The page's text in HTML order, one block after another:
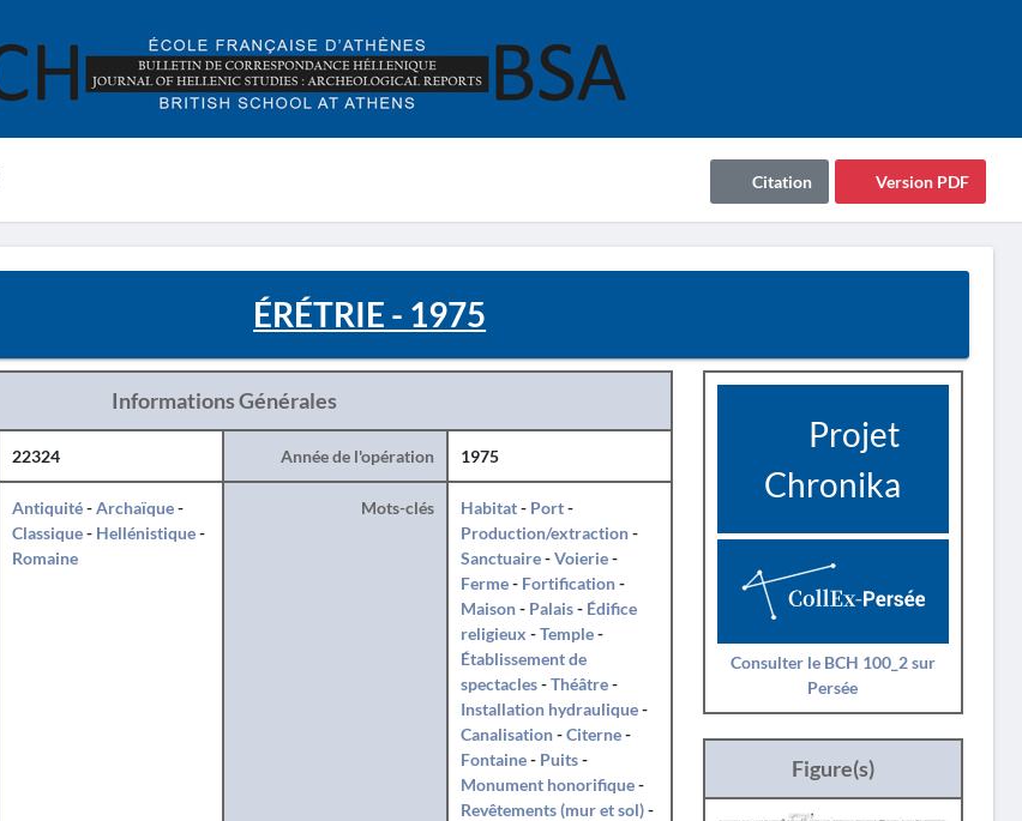
Version PDF
Citation
ÉRÉTRIE - 1975
Informations Générales
22324 Année de l'opération 1975
Antiquité-Archaïque-
Classique- Hellénistique-
Romaine
Mots-clés Habitat- Port-
Production/extraction-
Sanctuaire-Voierie-
Ferme- Fortification-
Maison- Palais- Édifice
religieux -Temple-
Établissement de
spectacles-Théâtre-
Installation hydraulique-
Canalisation-Citerne-
Fontaine- Puits-
Monument honorifique-
Revêtements (mur et sol)-
Projet
Chronika
Consulter le BCH 100_2 sur
Persée
Figure(s)